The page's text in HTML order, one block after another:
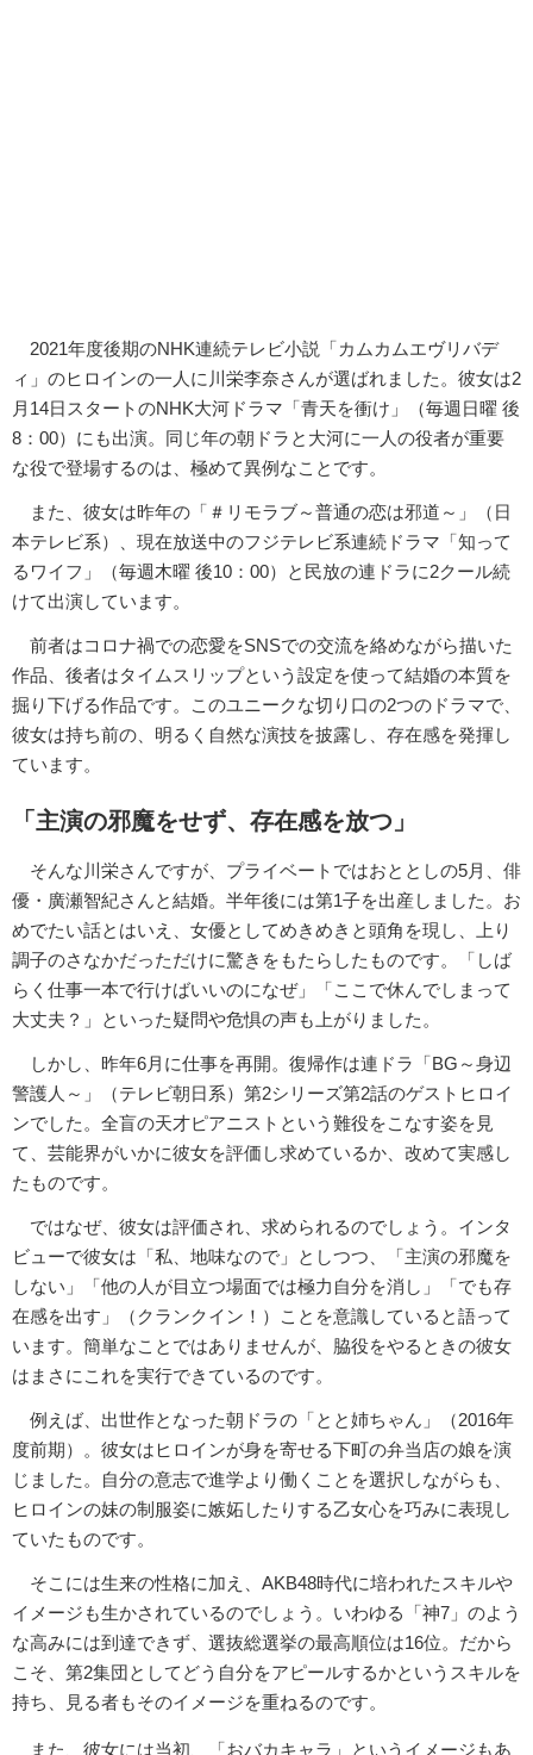
2021年度後期のNHK連続テレビ小説「カムカムエヴリバデ
ィ」のヒロインの一人に川栄李奈さんが選ばれました。彼女は2
月14日スタートのNHK大河ドラマ「青天を衝け」（毎週日曜 後
8：00）にも出演。同じ年の朝ドラと大河に一人の役者が重要
な役で登場するのは、極めて異例なことです。
また、彼女は昨年の「＃リモラブ～普通の恋は邪道～」（日
本テレビ系）、現在放送中のフジテレビ系連続ドラマ「知って
るワイフ」（毎週木曜 後10：00）と民放の連ドラに2クール続
けて出演しています。
前者はコロナ禍での恋愛をSNSでの交流を絡めながら描いた
作品、後者はタイムスリップという設定を使って結婚の本質を
掘り下げる作品です。このユニークな切り口の2つのドラマで、
彼女は持ち前の、明るく自然な演技を披露し、存在感を発揮し
ています。
「主演の邪魔をせず、存在感を放つ」
そんな川栄さんですが、プライベートではおととしの5月、俳
優・廣瀬智紀さんと結婚。半年後には第1子を出産しました。お
めでたい話とはいえ、女優としてめきめきと頭角を現し、上り
調子のさなかだっただけに驚きをもたらしたものです。「しば
らく仕事一本で行けばいいのになぜ」「ここで休んでしまって
大丈夫？」といった疑問や危惧の声も上がりました。
しかし、昨年6月に仕事を再開。復帰作は連ドラ「BG～身辺
警護人～」（テレビ朝日系）第2シリーズ第2話のゲストヒロイ
ンでした。全盲の天才ピアニストという難役をこなす姿を見
て、芸能界がいかに彼女を評価し求めているか、改めて実感し
たものです。
ではなぜ、彼女は評価され、求められるのでしょう。インタ
ビューで彼女は「私、地味なので」としつつ、「主演の邪魔を
しない」「他の人が目立つ場面では極力自分を消し」「でも存
在感を出す」（クランクイン！）ことを意識していると語って
います。簡単なことではありませんが、脇役をやるときの彼女
はまさにこれを実行できているのです。
例えば、出世作となった朝ドラの「とと姉ちゃん」（2016年
度前期）。彼女はヒロインが身を寄せる下町の弁当店の娘を演
じました。自分の意志で進学より働くことを選択しながらも、
ヒロインの妹の制服姿に嫉妬したりする乙女心を巧みに表現し
ていたものです。
そこには生来の性格に加え、AKB48時代に培われたスキルや
イメージも生かされているのでしょう。いわゆる「神7」のよう
な高みには到達できず、選抜総選挙の最高順位は16位。だから
こそ、第2集団としてどう自分をアピールするかというスキルを
持ち、見る者もそのイメージを重ねるのです。
また、彼女には当初、「おバカキャラ」というイメージもあ